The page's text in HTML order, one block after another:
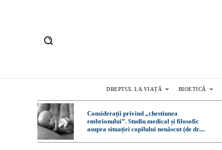
DREPTUL LA VIAȚĂ BIOETICĂ
Considerații privind „chestiunea
embrionului”. Studiu medical și filosofic
asupra situației copilului nenăscut (de dr....